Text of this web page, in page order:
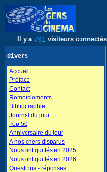
Il y a 791 visiteurs connectés
divers
Accueil
Préface
Contact
Remerciements
Bibliographie
Journal du jour
Top 50
Anniversaire du jour
A nos chers disparus
Nous ont quittés en 2025
Nous ont quittés en 2026
Questions - réponses